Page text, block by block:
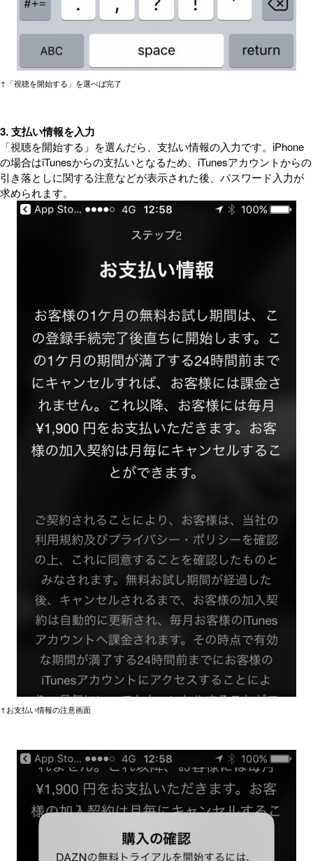
↑「視聴を開始する」を選べば完了
3. 支払い情報を入力
「視聴を開始する」を選んだら、支払い情報の入力です。iPhone
の場合はiTunesからの支払いとなるため、iTunesアカウントからの
引き落としに関する注意などが表示された後、パスワード入力が
求められます。
↑お支払い情報の注意画面